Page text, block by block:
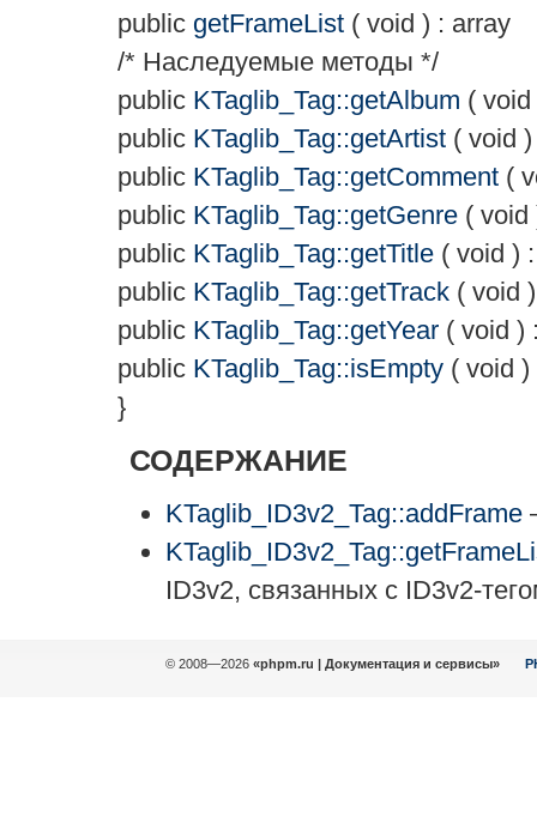
public getFrameList ( void ) : array
/* Наследуемые методы */
public KTaglib_Tag::getAlbum ( void
public KTaglib_Tag::getArtist ( void
public KTaglib_Tag::getComment (
public KTaglib_Tag::getGenre ( void
public KTaglib_Tag::getTitle ( void )
public KTaglib_Tag::getTrack ( void
public KTaglib_Tag::getYear ( void )
public KTaglib_Tag::isEmpty ( void
}
СОДЕРЖАНИЕ
KTaglib_ID3v2_Tag::addFrame
ID3v2, связанных с ID3v2-
© 2008—2026 «phpm.ru | Документация и сервисы»